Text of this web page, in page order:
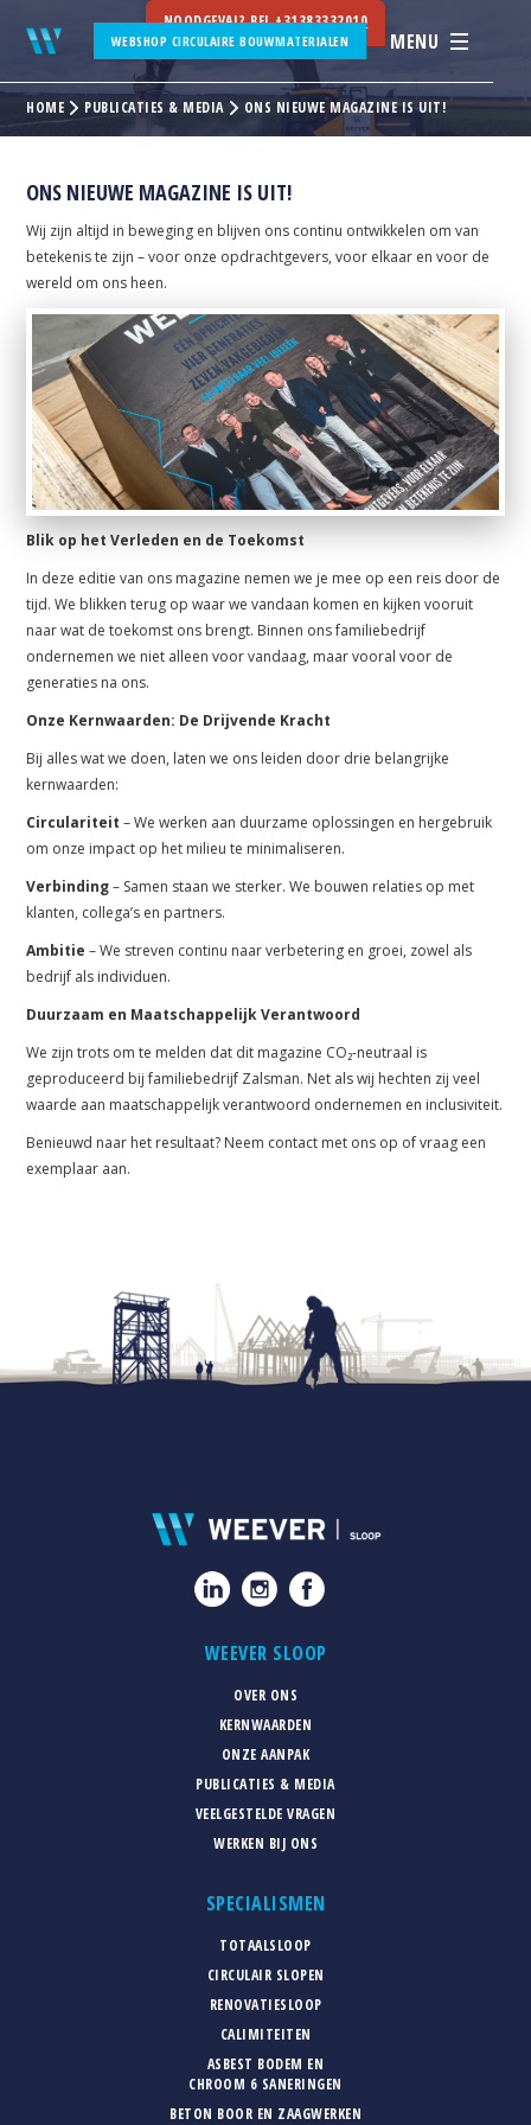
WEBSHOP CIRCULAIRE BOUWMATERIALEN MENU
NOODGEVAL? BEL+31383332010
HOME PUBLICATIES & MEDIA ONS NIEUWE MAGAZINE IS UIT!
ONS NIEUWE MAGAZINE IS UIT!
Wij zijn altijd in beweging en blijven ons continu ontwikkelen om van
betekenis te zijn – voor onze opdrachtgevers, voor elkaar en voor de
wereld om ons heen.
Blik op het Verleden en de Toekomst
In deze editie van ons magazine nemen we je mee op een reis door de
tijd. We blikken terug op waar we vandaan komen en kijken vooruit
naar wat de toekomst ons brengt. Binnen ons familiebedrijf
ondernemen we niet alleen voor vandaag, maar vooral voor de
generaties na ons.
Onze Kernwaarden: De Drijvende Kracht
Bij alles wat we doen, laten we ons leiden door drie belangrijke
kernwaarden:
Circulariteit – We werken aan duurzame oplossingen en hergebruik
om onze impact op het milieu te minimaliseren.
Verbinding– Samen staan we sterker. We bouwen relaties op met
klanten, collega’s en partners.
Ambitie – We streven continu naar verbetering en groei, zowel als
bedrijf als individuen.
Duurzaam en Maatschappelijk Verantwoord
We zijn trots om te melden dat dit magazine CO₂-neutraal is
geproduceerd bij familiebedrijf Zalsman. Net als wij hechten zij veel
waarde aan maatschappelijk verantwoord ondernemen en inclusiviteit.
Benieuwd naar het resultaat? Neem contact met ons op of vraag een
exemplaar aan.
WEEVER SLOOP
OVER ONS
KERNWAARDEN
ONZE AANPAK
PUBLICATIES & MEDIA
VEELGESTELDE VRAGEN
WERKEN BIJ ONS
SPECIALISMEN
TOTAALSLOOP
CIRCULAIR SLOPEN
RENOVATIESLOOP
CALIMITEITEN
ASBEST BODEM EN
CHROOM 6 SANERINGEN
BETON BOOR EN ZAAGWERKEN